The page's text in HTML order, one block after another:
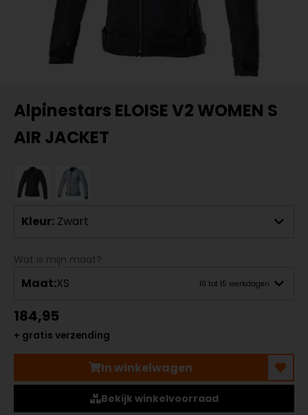
Alpinestars ELOISE V2 WOMEN S
AIR JACKET
Kleur: Zwart
Wat is mijn maat?
Maat:XS 10 tot 15 werkdagen
184,95
+ gratis verzending
In winkelwagen
Bekijk winkelvoorraad